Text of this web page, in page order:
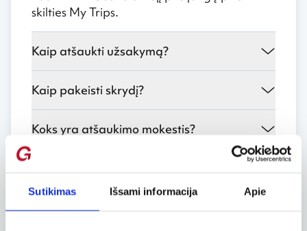
Sutikimas Išsami informacija Apie
skilties My Trips.
Kaip atšaukti užsakymą?
Kaip pakeisti skrydį?
Koks yra atšaukimo mokestis?
Patobulintos gražinimo sąlygos